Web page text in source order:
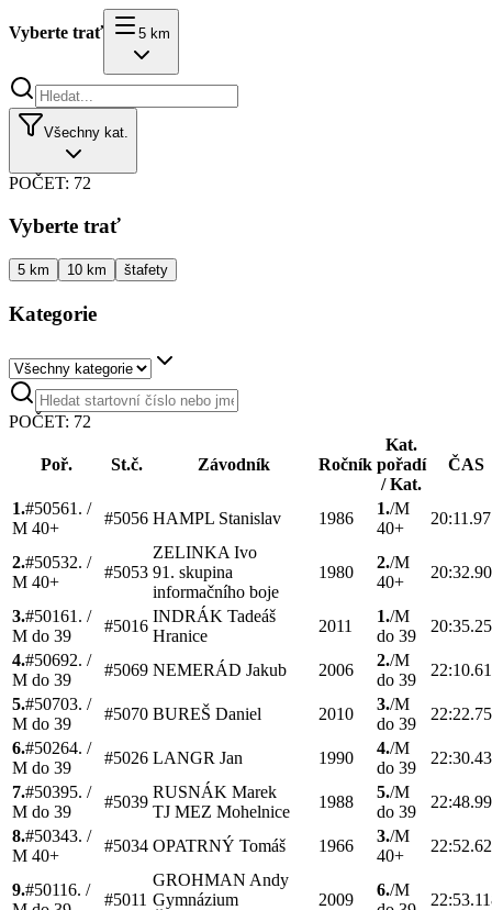
Vyberte trať 5 km
Všechny kat.
POČET: 72
Vyberte trať
5 km 10 km štafety
Kategorie
POČET: 72
Poř. St.č. Závodník Ročník
Kat.
pořadí
/ Kat.
ČAS
1.#50561. /
M 40+
#5056 HAMPL Stanislav 1986
1./M
40+
2.#50532. /
M 40+
#5053
ZELINKA Ivo
91. skupina
informačního boje
1980
2./M
40+
3.#50161. /
M do 39
#5016
INDRÁK Tadeáš
Hranice
2011
1./M
do 39
4.#50692. /
M do 39
#5069 NEMERÁD Jakub 2006
2./M
do 39
5.#50703. /
M do 39
#5070 BUREŠ Daniel 2010
3./M
do 39
6.#50264. /
M do 39
#5026 LANGR Jan 1990
4./M
do 39
7.#50395. /
M do 39
#5039
RUSNÁK Marek
TJ MEZ Mohelnice
1988
5./M
do 39
8.#50343. /
M 40+
#5034 OPATRNÝ Tomáš 1966
3./M
40+
9.#50116. /
#5011
GROHMAN Andy
Gymnázium
2009
6./M